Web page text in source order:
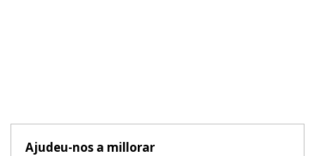
Ajudeu-nos a millorar